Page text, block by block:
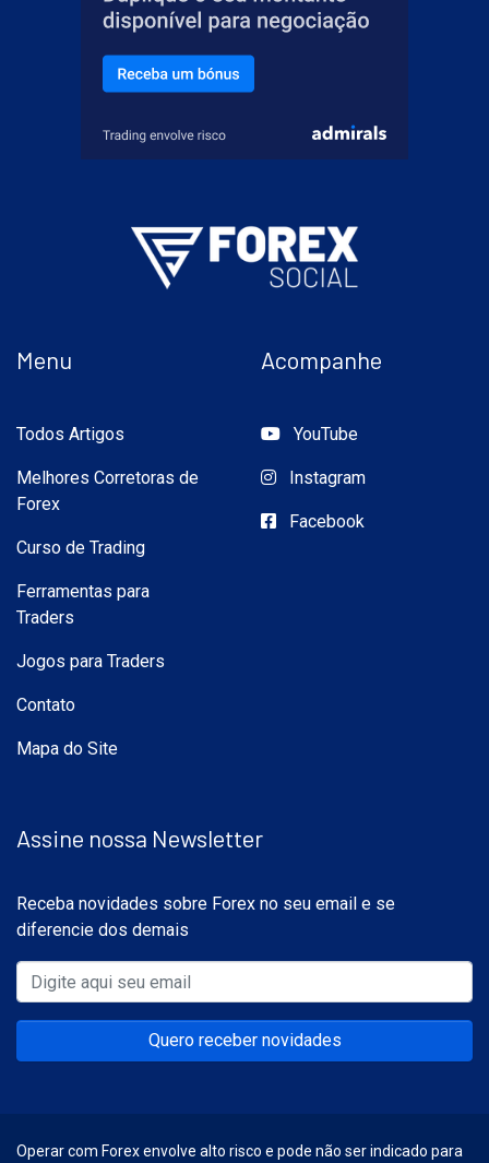
Menu
Todos Artigos
Melhores Corretoras de
Forex
Curso de Trading
Ferramentas para
Traders
Jogos para Traders
Contato
Mapa do Site
Acompanhe
YouTube
Instagram
Facebook
Assine nossa Newsletter
Receba novidades sobre Forex no seu email e se
diferencie dos demais
Quero receber novidades
Operar com Forex envolve alto risco e pode não ser indicado para